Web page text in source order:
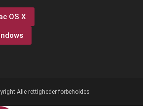
OS X
Alle rettigheder forbeholdes